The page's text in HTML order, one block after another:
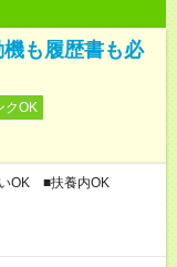
も履歴書も必
クOK
OK ■扶養内OK